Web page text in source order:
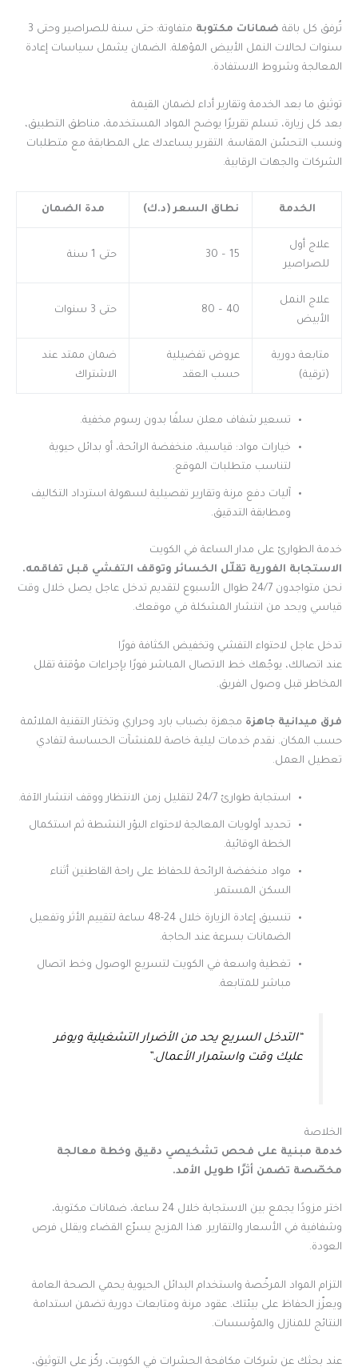
تُرفق كل باقة ضمانات مكتوبة
متفاوتة: حتى سنة للصراصير وحتى 3
سنوات لحالات النمل الأبيض المؤهلة. الضمان يشمل سياسات إعادة
المعالجة وشروط الاستفادة.
توثيق ما بعد الخدمة وتقارير أداء لضمان القيمة
بعد كل زيارة، تسلم تقريرًا يوضح المواد المستخدمة، مناطق التطبيق،
ونسب التحسّن المقاسة. التقرير يساعدك على المطابقة مع متطلبات
الشركات والجهات الرقابية.
الخدمة نطاق السعر (د.ك) مدة الضمان
علاج أول
للصراصير
15 – 30 حتى 1 سنة
علاج النمل
الأبيض
40 – 80 حتى 3 سنوات
متابعة دورية
(ترقية)
عروض تفضيلية
حسب العقد
ضمان ممتد عند
الاشتراك
تسعير شفاف معلن سلفًا بدون رسوم مخفية.
خيارات مواد: قياسية، منخفضة الرائحة، أو بدائل حيوية
لتناسب متطلبات الموقع.
آليات دفع مرنة وتقارير تفصيلية لسهولة استرداد التكاليف
ومطابقة التدقيق.
خدمة الطوارئ على مدار الساعة في الكويت
الاستجابة الفورية تقلّل الخسائر وتوقف التفشي قبل تفاقمه.
نحن متواجدون 24/7 طوال الأسبوع لتقديم تدخل عاجل يصل خلال وقت
قياسي ويحد من انتشار المشكلة في موقعك.
تدخل عاجل لاحتواء التفشي وتخفيض الكثافة فورًا
عند اتصالك، يوجّهك خط الاتصال المباشر فورًا بإجراءات مؤقتة تقلل
المخاطر قبل وصول الفريق.
فرق ميدانية جاهزة مجهزة بضباب بارد وحراري وتختار التقنية الملائمة
حسب المكان. نقدم خدمات ليلية خاصة للمنشآت الحساسة لتفادي
تعطيل العمل.
استجابة طوارئ 24/7 لتقليل زمن الانتظار ووقف انتشار الآفة.
تحديد أولويات المعالجة لاحتواء البؤر النشطة ثم استكمال
الخطة الوقائية.
مواد منخفضة الرائحة للحفاظ على راحة القاطنين أثناء
السكن المستمر.
تنسيق إعادة الزيارة خلال 24-48 ساعة لتقييم الأثر وتفعيل
الضمانات بسرعة عند الحاجة.
تغطية واسعة في الكويت لتسريع الوصول وخط اتصال
مباشر للمتابعة.
“التدخل السريع يحد من الأضرار التشغيلية ويوفر
عليك وقت واستمرار الأعمال.”
الخلاصة
خدمة مبنية على فحص تشخيصي دقيق وخطة معالجة
مخصّصة تضمن أثرًا طويل الأمد.
اختر مزودًا يجمع بين الاستجابة خلال 24 ساعة، ضمانات مكتوبة،
وشفافية في الأسعار والتقارير. هذا المزيج يسرّع القضاء ويقلل فرص
العودة.
التزام المواد المرخّصة واستخدام البدائل الحيوية يحمي الصحة العامة
ويعزّز الحفاظ على بيئتك. عقود مرنة ومتابعات دورية تضمن استدامة
النتائج للمنازل والمؤسسات.
عند بحثك عن شركات مكافحة الحشرات في الكويت، ركّز على التوثيق،